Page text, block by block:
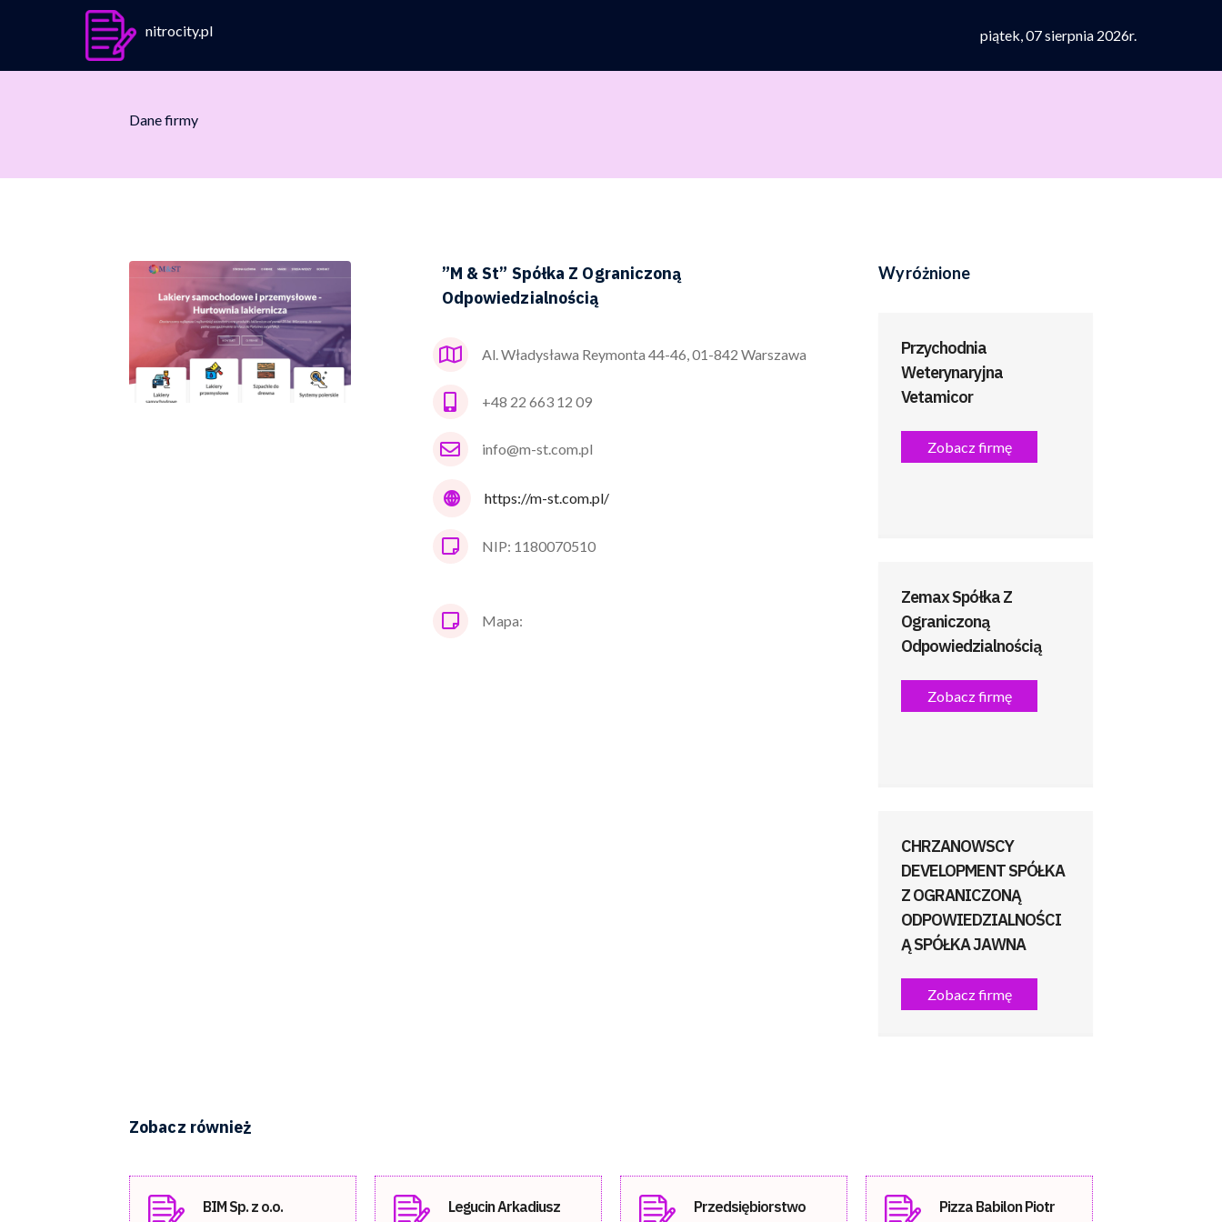
nitrocity.pl piątek, 07 sierpnia 2026r.
Dane firmy
”M & St” Spółka Z Ograniczoną
Odpowiedzialnością
Al. Władysława Reymonta 44-46, 01-842 Warszawa
+48 22 663 12 09
info@m-st.com.pl
https://m-st.com.pl/
NIP: 1180070510
Mapa:
Wyróżnione
Przychodnia
Weterynaryjna
Vetamicor
Zobacz firmę
Zemax Spółka Z
Ograniczoną
Odpowiedzialnością
Zobacz firmę
CHRZANOWSCY
DEVELOPMENT SPÓŁKA
Z OGRANICZONĄ
ODPOWIEDZIALNOŚCI
Ą SPÓŁKA JAWNA
Zobacz firmę
Zobacz również
BIM Sp. z o.o.
Legucin Arkadiusz
Przedsiębiorstwo
Pizza Babilon Piotr